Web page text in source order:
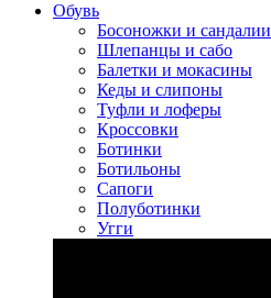
Обувь
Босоножки и сандалии
Шлепанцы и сабо
Балетки и мокасины
Кеды и слипоны
Туфли и лоферы
Кроссовки
Ботинки
Ботильоны
Сапоги
Полуботинки
Угги